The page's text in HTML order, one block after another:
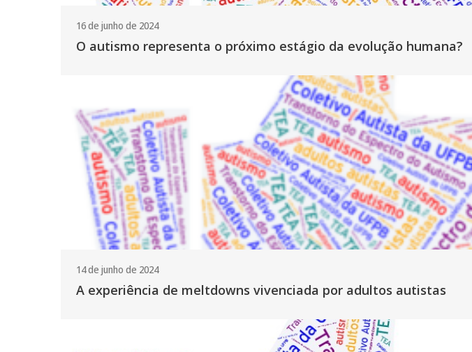
16 de junho de 2024
O autismo representa o próximo estágio da evolução humana?
14 de junho de 2024
A experiência de meltdowns vivenciada por adultos autistas